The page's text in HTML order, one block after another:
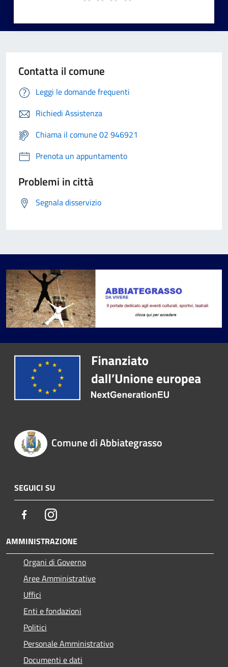
Contatta il comune
Leggi le domande frequenti
Richiedi Assistenza
Chiama il comune 02 946921
Prenota un appuntamento
Problemi in città
Segnala disservizio
Comune di Abbiategrasso
SEGUICI SU
FacebookInstagram
AMMINISTRAZIONE
Organi di Governo
Aree Amministrative
Uffici
Enti e fondazioni
Politici
Personale Amministrativo
Documenti e dati